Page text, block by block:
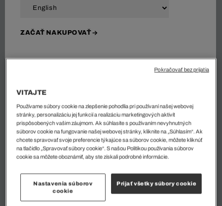
Rozšírené Skladané Tepláky
112 EUR 160 EUR %
Dámske Straight Fit Tepláky
105 EUR
150 EUR %
ZAČAŤ NAKUPOVAŤ
VITAJTE
Používame súbory cookie na zlepšenie pohodlia pri používaní našej webovej
stránky, personalizáciu jej funkcií a realizáciu marketingových aktivít
prispôsobených vašim záujmom. Ak súhlasíte s používaním nevyhnutných
súborov cookie na fungovanie našej webovej stránky, kliknite na „Súhlasím“. Ak
chcete spravovať svoje preferencie týkajúce sa súborov cookie, môžete kliknúť
na tlačidlo „Spravovať súbory cookie“. S našou Politikou používania súborov
cookie sa môžete oboznámiť, aby ste získali podrobné informácie.
Nastavenia súborov
cookie
Prijať všetky súbory cookie
Pokračovať bez prijatia